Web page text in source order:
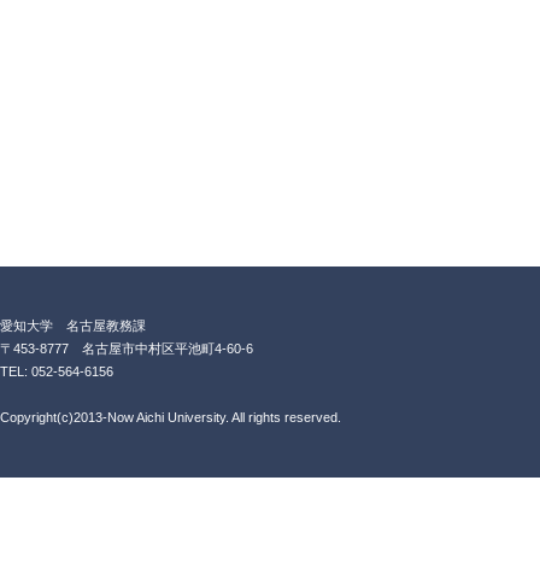
愛知大学 名古屋教務課
〒453-8777 名古屋市中村区平池町4-60-6
TEL: 052-564-6156
Copyright(c)2013-Now Aichi University. All rights reserved.